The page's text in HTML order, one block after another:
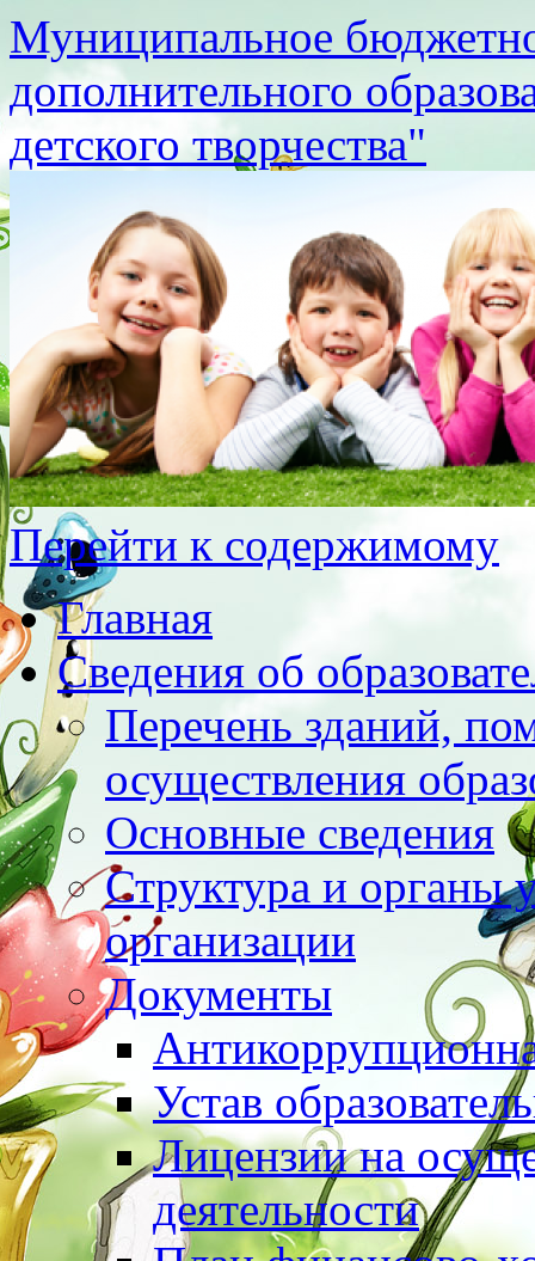
Муниципальное
дополнительного
детского творчества"
Перейти к содержимому
Главная
Сведения об
Перечень зданий,
осуществления
Основные сведения
Структура и органы
организации
Документы
Устав
Лицензии на
деятельности